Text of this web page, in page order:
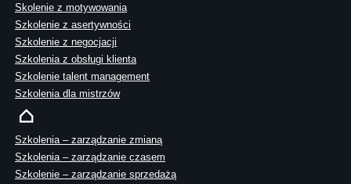
Skolenie z motywowania
Szkolenie z asertywności
Szkolenie z negocjacji
Szkolenia z obsługi klienta
Szkolenie talent management
Szkolenia dla mistrzów
Szkolenia – zarządzanie zmianą
Szkolenia – zarządzanie czasem
Szkolenie – zarządzanie sprzedażą